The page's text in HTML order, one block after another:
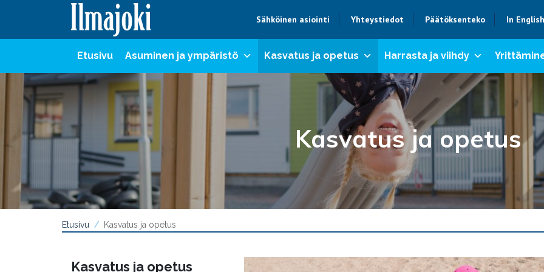
Sähköinen asiointi Yhteystiedot Päätöksenteko In English
Etusivu Asuminen ja ympäristö Kasvatus ja opetus Harrasta ja viihdy
Kasvatus ja opetus
Etusivu Kasvatus ja opetus
Kasvatus ja opetus